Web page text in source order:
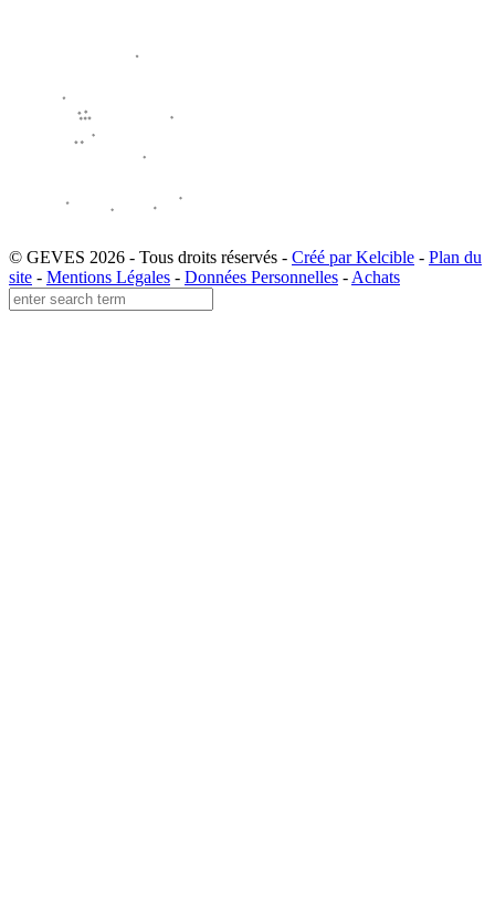
© GEVES 2026 - Tous droits réservés - Créé par Kelcible - Plan du
site - Mentions Légales - Données Personnelles - Achats